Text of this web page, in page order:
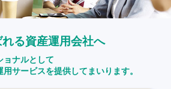
る資産運用会社へ
ョナルとして
サービスを提供してまいります。